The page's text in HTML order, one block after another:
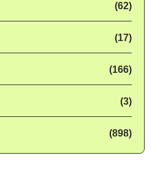
(62)
(17)
(166)
(3)
(898)